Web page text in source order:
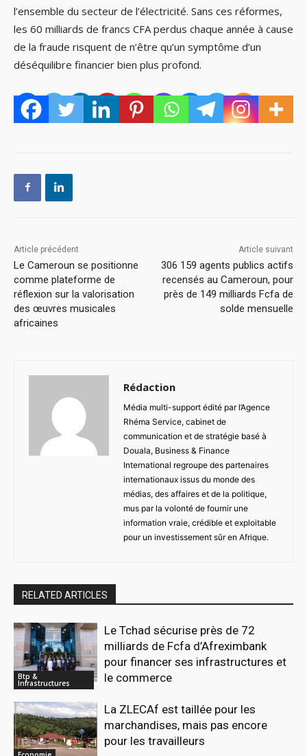
l’ensemble du secteur de l’électricité. Sans ces réformes,
les 60 milliards de francs CFA perdus chaque année à cause
de la fraude risquent de n’être qu’un symptôme d’un
déséquilibre financier bien plus profond.
Article précédent
Le Cameroun se positionne
comme plateforme de
réflexion sur la valorisation
des œuvres musicales
africaines
Article suivant
306 159 agents publics actifs
recensés au Cameroun, pour
près de 149 milliards Fcfa de
solde mensuelle
Rédaction
Média multi-support édité par l’Agence
Rhéma Service, cabinet de
communication et de stratégie basé à
Douala, Business & Finance
International regroupe des partenaires
internationaux issus du monde des
médias, des affaires et de la politique,
mus par la volonté de fournir une
information vraie, crédible et exploitable
pour un investissement sûr en Afrique.
RELATED ARTICLES
Btp &
Infrastructures
Le Tchad sécurise près de 72
milliards de Fcfa d’Afreximbank
pour financer ses infrastructures et
le commerce
La ZLECAf est taillée pour les
marchandises, mais pas encore
pour les travailleurs